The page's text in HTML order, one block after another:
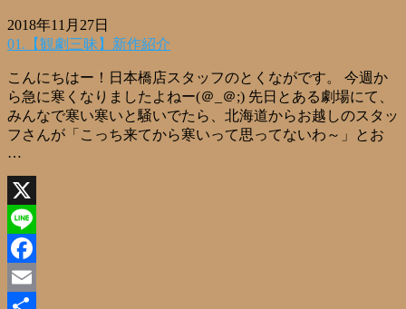
2018年11月27日
01.【観劇三昧】新作紹介
こんにちはー！日本橋店スタッフのとくながです。 今週か
ら急に寒くなりましたよねー(＠_＠;) 先日とある劇場にて、
みんなで寒い寒いと騒いでたら、北海道からお越しのスタッ
フさんが「こっち来てから寒いって思ってないわ～」とお
…
X
Line
Facebook
Email